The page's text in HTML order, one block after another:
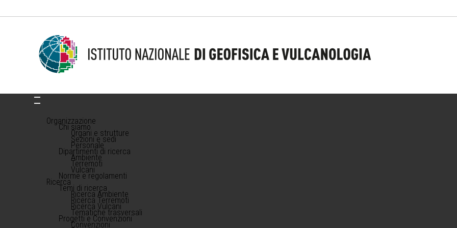
Organizzazione
Chi siamo
Organi e strutture
Sezioni e sedi
Personale
Dipartimenti di ricerca
Ambiente
Terremoti
Vulcani
Norme e regolamenti
Ricerca
Temi di ricerca
Ricerca Ambiente
Ricerca Terremoti
Ricerca Vulcani
Tematiche trasversali
Progetti e Convenzioni
Convenzioni